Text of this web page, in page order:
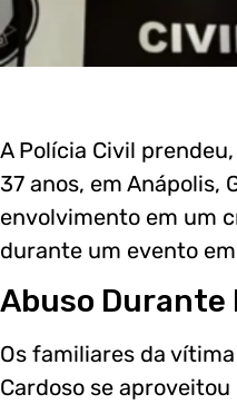
A Polícia Civil
37 anos, em Anápolis,
envolvimento em um
durante um evento
Abuso Durante
Os familiares da
Cardoso se